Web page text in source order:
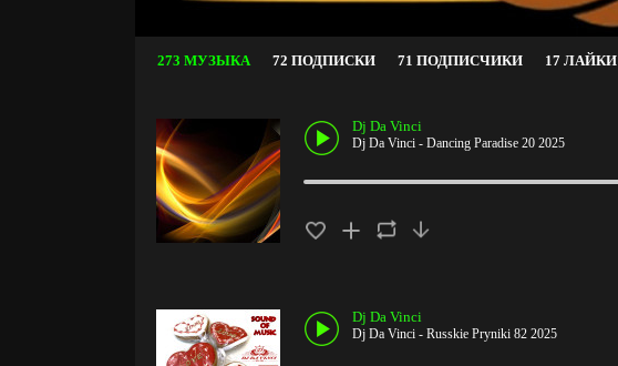
273 МУЗЫКА 72 ПОДПИСКИ 71 ПОДПИСЧИКИ 17 ЛАЙКИ
Dj Da Vinci
Dj Da Vinci - Dancing Paradise 20 2025
Dj Da Vinci
Dj Da Vinci - Russkie Pryniki 82 2025